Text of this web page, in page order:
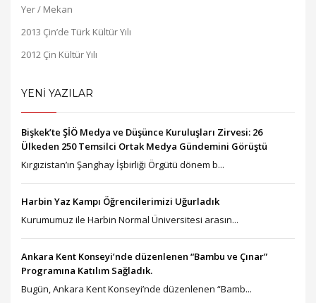
Yer / Mekan
2013 Çin’de Türk Kültür Yılı
2012 Çin Kültür Yılı
YENİ YAZILAR
Bişkek’te ŞİÖ Medya ve Düşünce Kuruluşları Zirvesi: 26
Ülkeden 250 Temsilci Ortak Medya Gündemini Görüştü
Kırgızistan’ın Şanghay İşbirliği Örgütü dönem b...
Harbin Yaz Kampı Öğrencilerimizi Uğurladık
Kurumumuz ile Harbin Normal Üniversitesi arasın...
Ankara Kent Konseyi’nde düzenlenen “Bambu ve Çınar”
Programına Katılım Sağladık.
Bugün, Ankara Kent Konseyi’nde düzenlenen “Bamb...